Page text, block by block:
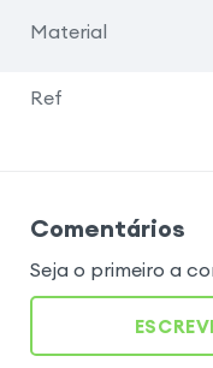
Material
Ref
Comentários
Seja o primeiro a